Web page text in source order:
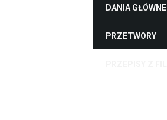
DANIA GŁÓWNE
PRZETWORY